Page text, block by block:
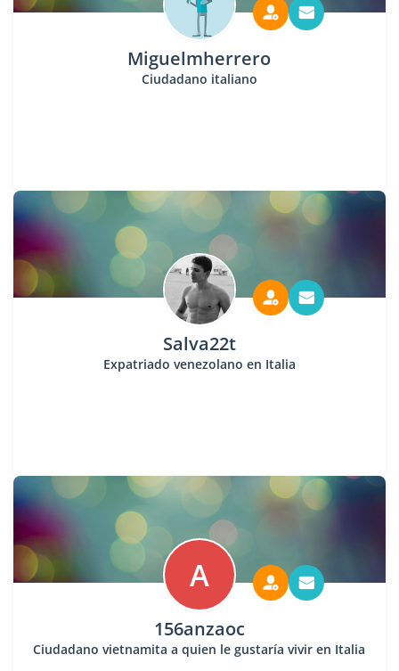
Miguelmherrero
Ciudadano italiano
Salva22t
Expatriado venezolano en Italia
A
156anzaoc
Ciudadano vietnamita a quien le gustaría vivir en Italia